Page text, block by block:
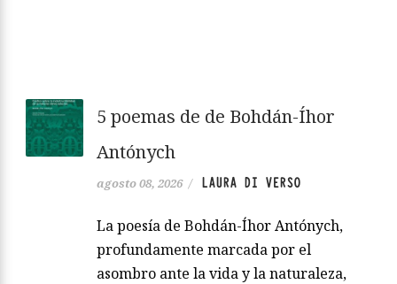
5 poemas de de Bohdán-Íhor
Antónych
agosto 08, 2026 / LAURA DI VERSO
La poesía de Bohdán-Íhor Antónych,
profundamente marcada por el
asombro ante la vida y la naturaleza,